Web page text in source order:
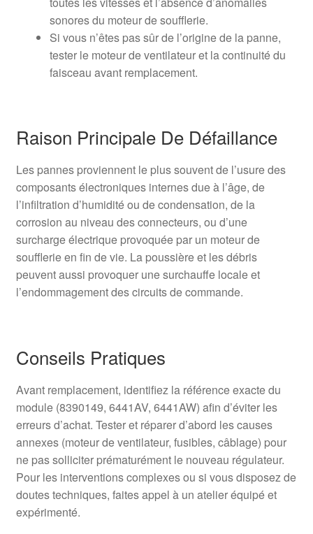
sonores du moteur de soufflerie.
Si vous n’êtes pas sûr de l’origine de la panne,
tester le moteur de ventilateur et la continuité du
faisceau avant remplacement.
Raison Principale De Défaillance
Les pannes proviennent le plus souvent de l’usure des
composants électroniques internes due à l’âge, de
l’infiltration d’humidité ou de condensation, de la
corrosion au niveau des connecteurs, ou d’une
surcharge électrique provoquée par un moteur de
soufflerie en fin de vie. La poussière et les débris
peuvent aussi provoquer une surchauffe locale et
l’endommagement des circuits de commande.
Conseils Pratiques
Avant remplacement, identifiez la référence exacte du
module (8390149, 6441AV, 6441AW) afin d’éviter les
erreurs d’achat. Tester et réparer d’abord les causes
annexes (moteur de ventilateur, fusibles, câblage) pour
ne pas solliciter prématurément le nouveau régulateur.
Pour les interventions complexes ou si vous disposez de
doutes techniques, faites appel à un atelier équipé et
expérimenté.